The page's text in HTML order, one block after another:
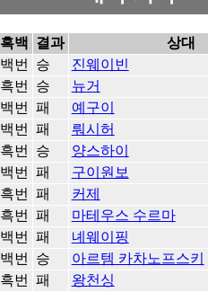
흑백 결과 상대
백번 승 진웨이빈
흑번 승 뉴거
백번 패 예구이
백번 패 뤄시허
흑번 승 양스하이
백번 패 구이원보
흑번 패 커제
흑번 패 마테우스 수르마
백번 패 녜웨이핑
백번 승 아르템 카차노프스키
흑번 패 왕천싱